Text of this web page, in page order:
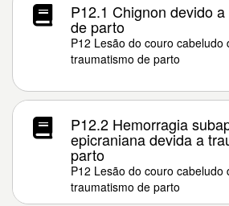
P12.1 Chignon devido
de parto
P12 Lesão do couro cabeludo
traumatismo de parto
P12.2 Hemorragia
epicraniana devida a
parto
P12 Lesão do couro cabeludo
traumatismo de parto